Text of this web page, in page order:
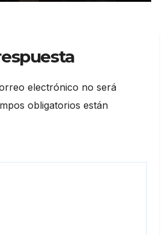
electrónico no será
obligatorios están